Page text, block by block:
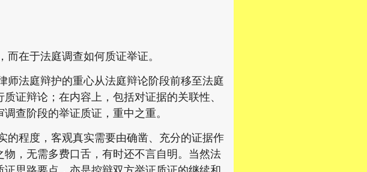
在于法庭调查如何质证举证。
法庭辩护的重心从法庭辩论阶段前移至法庭
证辩论；在内容上，包括对证据的关联性、
查阶段的举证质证，重中之重。
程度，客观真实需要由确凿、充分的证据作
，无需多费口舌，有时还不言自明。当然法